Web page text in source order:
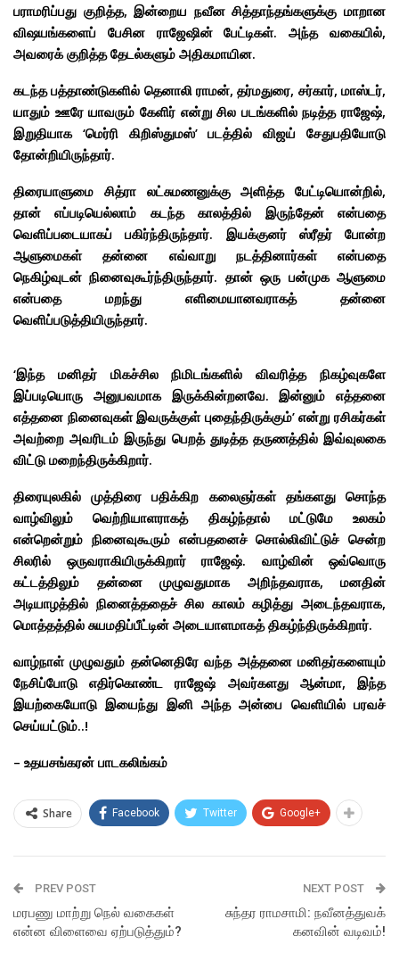
பராமரிப்பது குறித்த, இன்றைய நவீன சித்தாந்தங்களுக்கு மாறான
விஷயங்களைப் பேசின ராஜேஷின் பேட்டிகள். அந்த வகையில்,
அவரைக் குறித்த தேடல்களும் அதிகமாயின.
கடந்த பத்தாண்டுகளில் தெனாலி ராமன், தர்மதுரை, சர்கார், மாஸ்டர்,
யாதும் ஊரே யாவரும் கேளிர் என்று சில படங்களில் நடித்த ராஜேஷ்,
இறுதியாக ‘மெர்ரி கிறிஸ்துமஸ்’ படத்தில் விஜய் சேதுபதியோடு
தோன்றியிருந்தார்.
திரையாளுமை சித்ரா லட்சுமணனுக்கு அளித்த பேட்டியொன்றில்,
தான் எப்படியெல்லாம் கடந்த காலத்தில் இருந்தேன் என்பதை
வெளிப்படையாகப் பகிர்ந்திருந்தார். இயக்குனர் ஸ்ரீதர் போன்ற
ஆளுமைகள் தன்னை எவ்வாறு நடத்தினார்கள் என்பதை
நெகிழ்வுடன் நினைவுகூர்ந்திருந்தார். தான் ஒரு பன்முக ஆளுமை
என்பதை மறந்து எளிமையானவராகத் தன்னை
வெளிப்படுத்தியிருந்தார்.
‘இந்த மனிதர் மிகச்சில நிமிடங்களில் விவரித்த நிகழ்வுகளே
இப்படியொரு அனுபவமாக இருக்கின்றனவே. இன்னும் எத்தனை
எத்தனை நினைவுகள் இவருக்குள் புதைந்திருக்கும்’ என்று ரசிகர்கள்
அவற்றை அவரிடம் இருந்து பெறத் துடித்த தருணத்தில் இவ்வுலகை
விட்டு மறைந்திருக்கிறார்.
திரையுலகில் முத்திரை பதிக்கிற கலைஞர்கள் தங்களது சொந்த
வாழ்விலும் வெற்றியாளராகத் திகழ்ந்தால் மட்டுமே உலகம்
என்றென்றும் நினைவுகூரும் என்பதனைச் சொல்லிவிட்டுச் சென்ற
சிலரில் ஒருவராகியிருக்கிறார் ராஜேஷ். வாழ்வின் ஒவ்வொரு
கட்டத்திலும் தன்னை முழுவதுமாக அறிந்தவராக, மனதின்
அடியாழத்தில் நினைத்ததைச் சில காலம் கழித்து அடைந்தவராக,
மொத்தத்தில் சுயமதிப்பீட்டின் அடையாளமாகத் திகழ்ந்திருக்கிறார்.
வாழ்நாள் முழுவதும் தன்னெதிரே வந்த அத்தனை மனிதர்களையும்
நேசிப்போடு எதிர்கொண்ட ராஜேஷ் அவர்களது ஆன்மா, இந்த
இயற்கையோடு இயைந்து இனி அந்த அன்பை வெளியில் பரவச்
செய்யட்டும்..!
– உதயசங்கரன் பாடகலிங்கம்
Share Facebook Twitter Google+
PREV POST
மரபணு மாற்று நெல் வகைகள்
என்ன விளைவை ஏற்படுத்தும்?
NEXT POST
சுந்தர ராமசாமி: நவீனத்துவக்
கனவின் வடிவம்!